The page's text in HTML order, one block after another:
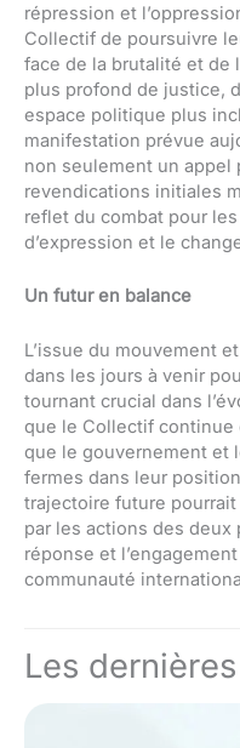
répression et
Collectif de poursuivre
face de la brutalité et de
plus profond de justice,
espace politique plus
manifestation prévue
non seulement un appel
revendications initiales
reflet du combat pour
d’expression et le
Un futur en balance
L’issue du mouvement
dans les jours à venir
tournant crucial dans
que le Collectif continue
que le gouvernement et
fermes dans leur
trajectoire future
par les actions des deux
réponse et
communauté
Les